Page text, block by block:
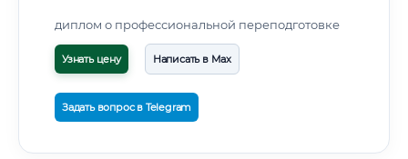
диплом о профессиональной переподготовке
Узнать цену Написать в Max
Задать вопрос в Telegram